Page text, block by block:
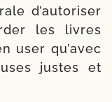
d’autoriser
les livres
user qu’a­vec
justes et